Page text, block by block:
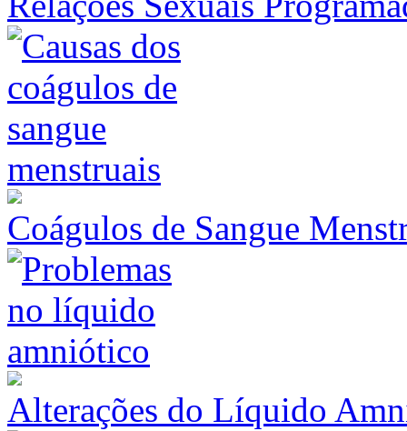
Coágulos de Sangue
Alterações do Líquido